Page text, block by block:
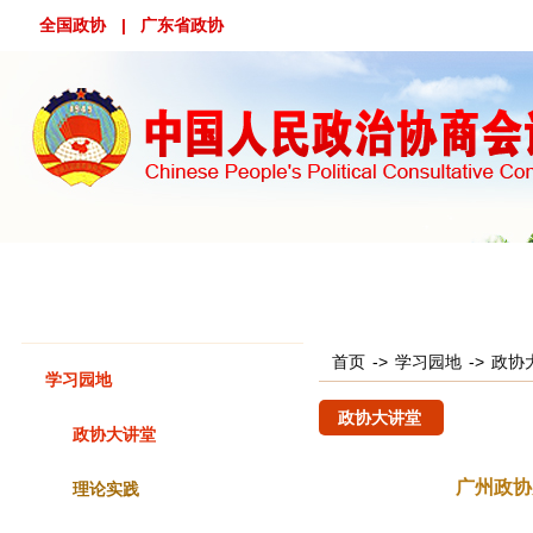
全国政协 | 广东省政协
学习园地
政协大讲堂
理论实践
首页 -> 学习园地 -> 政协
政协大讲堂
广州政